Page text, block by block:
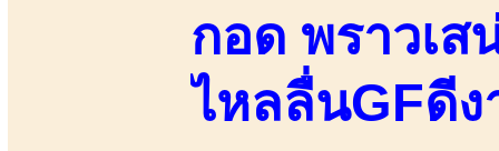
กอด พราวเ
ไหลลื่นGFดีง